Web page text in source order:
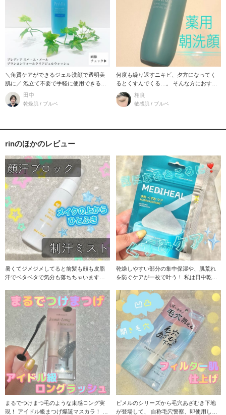
＼角質ケアができるジェル洗顔で透明美
肌に／ 泡立て不要で手軽に使用できる薬
用洗顔です！
田中
乾燥肌 / ブルベ
何度も繰り返すニキビ、夕方になってく
るとくすんでくる…。 そんな方におすす
めの洗顔をご紹
相良
敏感肌 / ブルベ
rinのほかのレビュー
暑くてジメジメしてると前髪も顔も皮脂
汗でベタベタで気分も落ちちゃいますよ
乾燥しやすい部分の集中保湿や、肌荒れ
を防ぐケアが一枚で叶う！ 私は日中乾燥
まるでつけまつ毛のような束感ロング実
現！ アイドル級まつげ爆誕マスカラ！ 湿
ピメルのシリーズから毛穴あざむき下地
が登場して、 自称毛穴警察、即使用しま